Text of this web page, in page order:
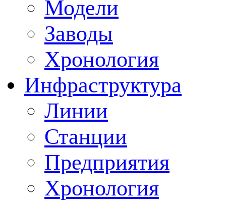
Модели
Заводы
Хронология
Инфраструктура
Линии
Станции
Предприятия
Хронология